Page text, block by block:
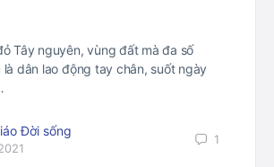
Tây nguyên, vùng đất mà đa số
dân lao động tay chân, suốt ngày
Đời sống
1